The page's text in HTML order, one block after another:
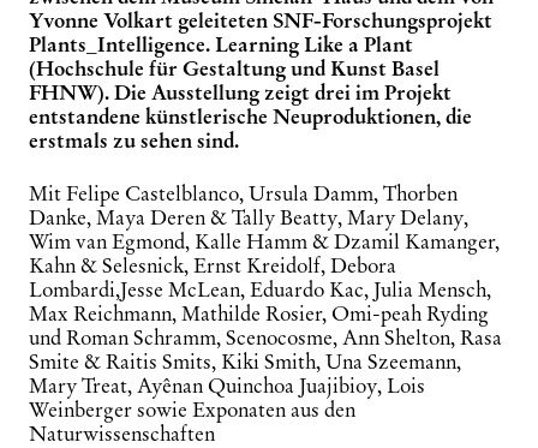
Yvonne Volkart geleiteten SNF-Forschungsprojekt
Plants _Intelligence.Learning Like a Plant
(Hochschule für Gestaltung und Kunst Basel
FHNW). Die Ausstellung zeigt drei im Projekt
entstandene künstlerische Neuproduktionen, die
erstmals zu sehen sind.
Mit Felipe Castelblanco, Ursula Damm, Thorben
Danke, Maya Deren & Tally Beatty, Mary Delany,
Wimvan Egmond, Kalle Hamm & Dzamil Kamanger,
Kahn & Selesnick, Ernst Kreidolf, Debora
Lombardi,Jesse McLean, Eduardo Kac, Julia Mensch,
Max Reichmann, Mathilde Rosier, Omi-peah Ryding
undRoman Schramm, Scenocosme, Ann Shelton, Rasa
Smite & Raitis Smits, Kiki Smith, Una Szeemann,
Mary Treat, Ayênan Quinchoa Juajibioy, Lois
Weinberger sowie Exponaten aus den
Naturwissenschaften